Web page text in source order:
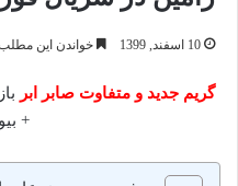
10 اسفند, 1399 خواندن این مطلب 2 دقیقه زمان
گریم جدید و متفاوت صابر ابر
+